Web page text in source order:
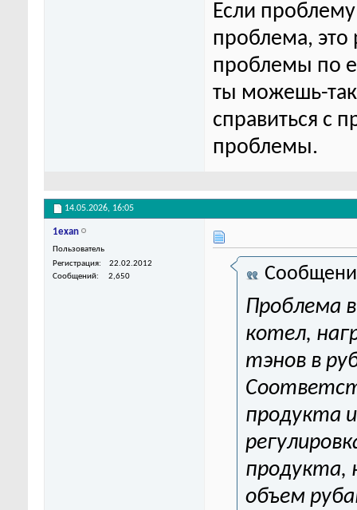
Если
проблема, это
проблемы по
ты можешь-
справиться с
проблемы.
14.05.2026, 16:05
1exan
Пользователь
Регистрация
22.02.2012
Сообщений
2,650
Проблема
котел,
тэнов в
продукта
продукта,
объем